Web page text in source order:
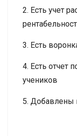
2. Есть учет
3. Есть
4. Есть отчет
учеников
5. Добавлены